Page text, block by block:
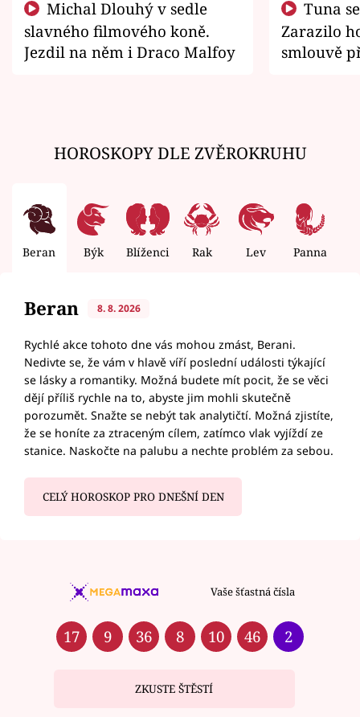
slavného filmového koně.
Jezdil na něm i Draco Malfoy
Zarazilo
smlouvě
HOROSKOPY DLE ZVĚROKRUHU
Beran Býk Blíženci Rak Lev Panna
Beran 8. 8. 2026
Rychlé akce tohoto dne vás mohou zmást, Berani.
Nedivte se, že vám v hlavě víří poslední události týkající
se lásky a romantiky. Možná budete mít pocit, že se věci
dějí příliš rychle na to, abyste jim mohli skutečně
porozumět. Snažte se nebýt tak analytičtí. Možná zjistíte,
že se honíte za ztraceným cílem, zatímco vlak vyjíždí ze
stanice. Naskočte na palubu a nechte problém za sebou.
CELÝ HOROSKOP PRO DNEŠNÍ DEN
Vaše šťastná čísla
17 9 36 8 10 46 2
ZKUSTE ŠTĚSTÍ